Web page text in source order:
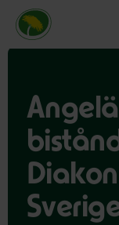
Miljöpartiet de